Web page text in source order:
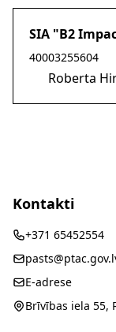
SIA "B2
40003255604
Roberta
Kontakti
+371 65452554
E-adrese
Brīvības iela 55,